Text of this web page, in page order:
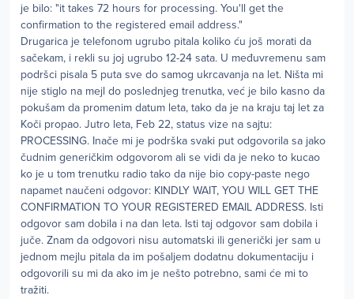
je bilo: "it takes 72 hours for processing. You'll get the
confirmation to the registered email address."
Drugarica je telefonom ugrubo pitala koliko ću još morati da
sačekam, i rekli su joj ugrubo 12-24 sata. U međuvremenu sam
podršci pisala 5 puta sve do samog ukrcavanja na let. Ništa mi
nije stiglo na mejl do poslednjeg trenutka, već je bilo kasno da
pokušam da promenim datum leta, tako da je na kraju taj let za
Koči propao. Jutro leta, Feb 22, status vize na sajtu:
PROCESSING. Inače mi je podrška svaki put odgovorila sa jako
čudnim generičkim odgovorom ali se vidi da je neko to kucao
ko je u tom trenutku radio tako da nije bio copy-paste nego
napamet naučeni odgovor: KINDLY WAIT, YOU WILL GET THE
CONFIRMATION TO YOUR REGISTERED EMAIL ADDRESS. Isti
odgovor sam dobila i na dan leta. Isti taj odgovor sam dobila i
juče. Znam da odgovori nisu automatski ili generički jer sam u
jednom mejlu pitala da im pošaljem dodatnu dokumentaciju i
odgovorili su mi da ako im je nešto potrebno, sami će mi to
tražiti.